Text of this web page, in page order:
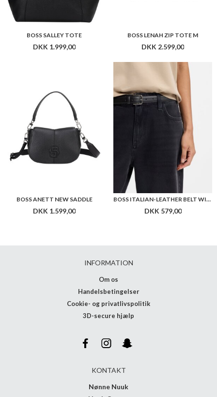
BOSS SALLEY TOTE
DKK 1.999,00
BOSS LENAH ZIP TOTE M
DKK 2.599,00
BOSS ANETT NEW SADDLE
DKK 1.599,00
BOSS ITALIAN-LEATHER BELT WITH PIN BUCKLE
DKK 579,00
INFORMATION
Om os
Handelsbetingelser
Cookie- og privatlivspolitik
3D-secure hjælp
KONTAKT
Nønne Nuuk